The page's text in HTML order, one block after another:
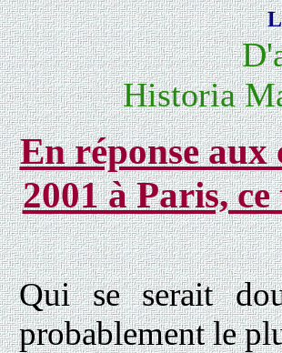
Historia
En réponse aux
2001 à Paris,
Qui se serait
probablement le